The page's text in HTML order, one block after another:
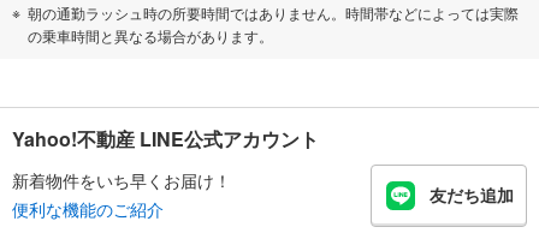
朝の通勤ラッシュ時の所要時間ではありません。時間帯などによっては実際
の乗車時間と異なる場合があります。
Yahoo!不動産 LINE公式アカウント
新着物件をいち早くお届け！
便利な機能のご紹介
友だち追加